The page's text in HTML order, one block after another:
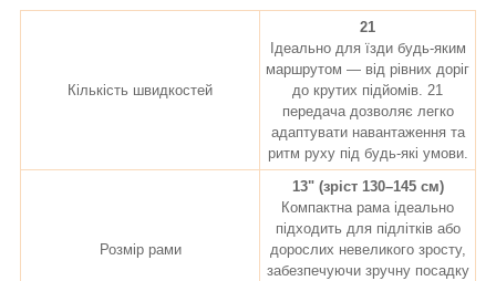
Кількість швидкостей
21
Ідеально для їзди будь-яким
маршрутом — від рівних доріг
до крутих підйомів. 21
передача дозволяє легко
адаптувати навантаження та
ритм руху під будь-які умови.
Розмір рами
13" (зріст 130–145 см)
Компактна рама ідеально
підходить для підлітків або
дорослих невеликого зросту,
забезпечуючи зручну посадку